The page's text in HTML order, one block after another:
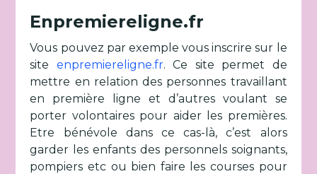
Enpremiereligne.fr
Vous pouvez par exemple vous inscrire sur le
site enpremiereligne.fr. Ce site permet de
mettre en relation des personnes travaillant
en première ligne et d’autres voulant se
porter volontaires pour aider les premières.
Etre bénévole dans ce cas-là, c’est alors
garder les enfants des personnels soignants,
pompiers etc ou bien faire les courses pour